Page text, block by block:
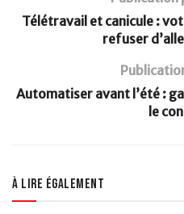
Télétravail et canicule :
refuser
Automatiser avant l’été :
le
À lire également